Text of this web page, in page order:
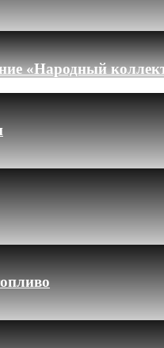
«Народный